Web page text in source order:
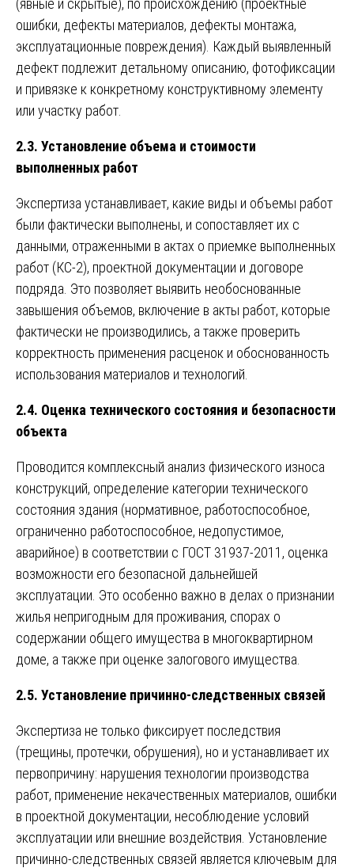
(явные и скрытые), по происхождению (проектные
ошибки, дефекты материалов, дефекты монтажа,
эксплуатационные повреждения). Каждый выявленный
дефект подлежит детальному описанию, фотофиксации
и привязке к конкретному конструктивному элементу
или участку работ.
2.3. Установление объема и стоимости
выполненных работ
Экспертиза устанавливает, какие виды и объемы работ
были фактически выполнены, и сопоставляет их с
данными, отраженными в актах о приемке выполненных
работ (КС-2), проектной документации и договоре
подряда. Это позволяет выявить необоснованные
завышения объемов, включение в акты работ, которые
фактически не производились, а также проверить
корректность применения расценок и обоснованность
использования материалов и технологий.
2.4. Оценка технического состояния и безопасности
объекта
Проводится комплексный анализ физического износа
конструкций, определение категории технического
состояния здания (нормативное, работоспособное,
ограниченно работоспособное, недопустимое,
аварийное) в соответствии с ГОСТ 31937-2011, оценка
возможности его безопасной дальнейшей
эксплуатации. Это особенно важно в делах о признании
жилья непригодным для проживания, спорах о
содержании общего имущества в многоквартирном
доме, а также при оценке залогового имущества.
2.5. Установление причинно-следственных связей
Экспертиза не только фиксирует последствия
(трещины, протечки, обрушения), но и устанавливает их
первопричину: нарушения технологии производства
работ, применение некачественных материалов, ошибки
в проектной документации, несоблюдение условий
эксплуатации или внешние воздействия. Установление
причинно-следственных связей является ключевым для